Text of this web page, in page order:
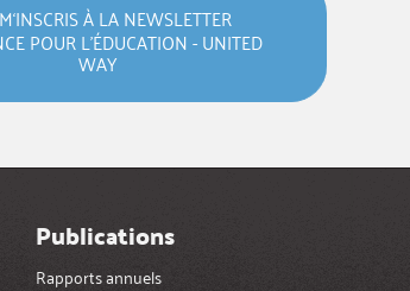
À LA NEWSLETTER
POUR L’ÉDUCATION - UNITED
WAY
Publications
Rapports annuels